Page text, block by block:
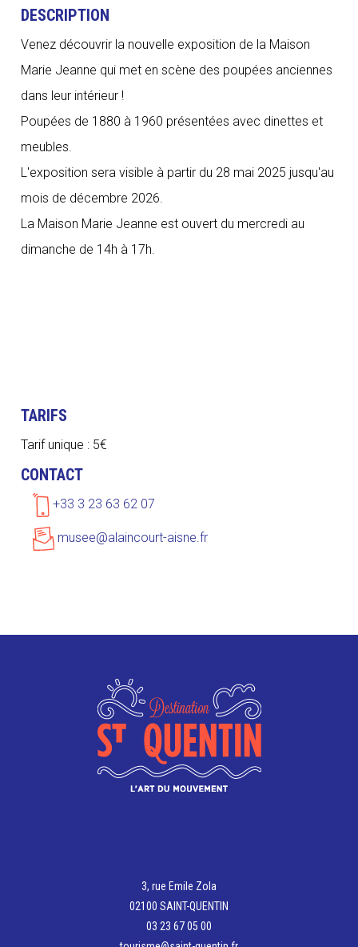
DESCRIPTION
Venez découvrir la nouvelle exposition de la Maison
Marie Jeanne qui met en scène des poupées anciennes
dans leur intérieur !
Poupées de 1880 à 1960 présentées avec dinettes et
meubles.
L'exposition sera visible à partir du 28 mai 2025 jusqu'au
mois de décembre 2026.
La Maison Marie Jeanne est ouvert du mercredi au
dimanche de 14h à 17h.
TARIFS
Tarif unique : 5€
CONTACT
+33 3 23 63 62 07
musee@alaincourt-aisne.fr
3, rue Emile Zola
02100 SAINT-QUENTIN
03 23 67 05 00